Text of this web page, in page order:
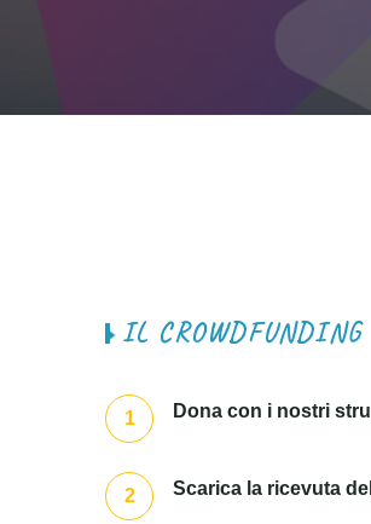
IL CROWDFUNDING
1 Dona con i nostri
2 Scarica la ricevuta